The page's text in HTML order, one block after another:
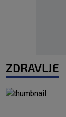
ZDRAVLJE